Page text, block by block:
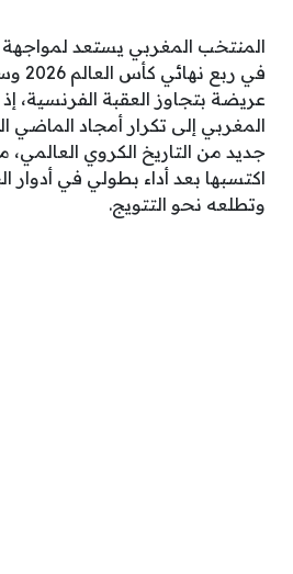
المنتخب المغربي يستعد
في
عريضة بتجاوز العقبة الفرنسية،
المغربي إلى تكرار أمجاد الماضي
جديد من التاريخ الكروي العالمي،
اكتسبها بعد أداء بطولي في أدوار
وتطلعه نحو التتويج.